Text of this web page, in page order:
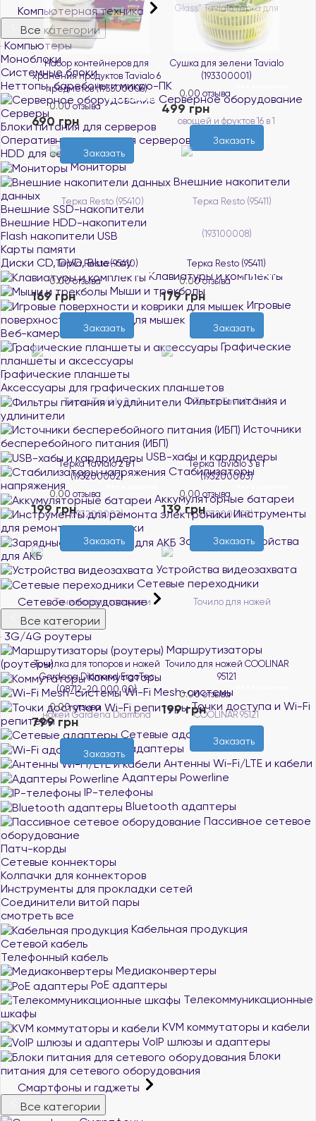
Компьютерная техника
Все категории
Компьютеры
Моноблоки
Системные блоки
Неттопы, баребоны и микро-ПК
Серверное оборудование
Серверы
Блоки питания для серверов
Оперативная память для серверов
HDD для серверов
Мониторы
Внешние накопители
данных
Внешние SSD-накопители
Внешние HDD-накопители
Flash накопители USB
Карты памяти
Диски CD, DVD, Blue-ray
Клавиатуры и комплекты
Мыши и трекболы
Игровые
поверхности и коврики для мышек
Веб-камеры
Графические
планшеты и аксессуары
Графические планшеты
Аксессуары для графических планшетов
Фильтры питания и
удлинители
Источники
бесперебойного питания (ИБП)
USB-хабы и кардридеры
Стабилизаторы
напряжения
Аккумуляторные батареи
Инструменты
для ремонта электроники
Зарядные устройства
для АКБ
Устройства видеозахвата
Сетевые переходники
Сетевое оборудование
Все категории
3G/4G роутеры
Маршрутизаторы
(роутеры)
Коммутаторы
Wi-Fi Mesh-системы
Точки доступа и Wi-Fi
репитеры
Сетевые адаптеры
Wi-Fi адаптеры
Антенны Wi-Fi/LTE и кабели
Адаптеры Powerline
IP-телефоны
Bluetooth адаптеры
Пассивное сетевое
оборудование
Патч-корды
Сетевые коннекторы
Колпачки для коннекторов
Инструменты для прокладки сетей
Соединители витой пары
смотреть все
Кабельная продукция
Сетевой кабель
Телефонный кабель
Медиаконвертеры
PoE адаптеры
Телекоммуникационные
шкафы
KVM коммутаторы и кабели
VoIP шлюзы и адаптеры
Блоки
питания для сетевого оборудования
Смартфоны и гаджеты
Все категории
Набор контейнеров для
хранения продуктов Tavialo 6
предметов (193500006)
0.00 отзыва
Нет в наличии
690 грн
Заказать
Сушка для зелени Tavialo
(193300001)
0.00 отзыва
499 грн
Заказать
Терка Resto (95410)
0.00 отзыва
Нет в наличии
169 грн
Заказать
Терка Resto (95411)
0.00 отзыва
Нет в наличии
179 грн
Заказать
Терка Tavialo 2 в 1
(193200002)
0.00 отзыва
199 грн
Заказать
Терка Tavialo 3 в 1
(193200003)
0.00 отзыва
139 грн
Заказать
Точилка для топоров и ножей
Gardena Diamond ErgoTec
(08712-20.000.00)
0.00 отзыва
799 грн
Заказать
Точило для ножей COOLINAR
95121
0.00 отзыва
199 грн
Заказать